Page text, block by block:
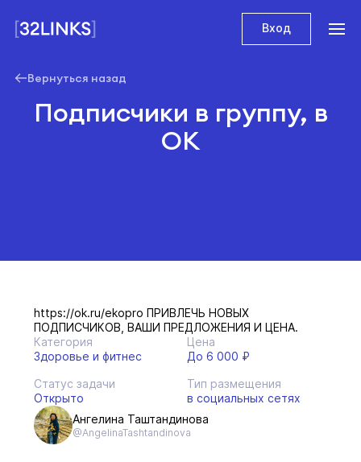
Вход
Вернуться назад
Подписчики в группу, в
ОК
https://ok.ru/ekopro ПРИВЛЕЧЬ НОВЫХ
ПОДПИСЧИКОВ, ВАШИ ПРЕДЛОЖЕНИЯ И ЦЕНА.
Категория
Здоровье и фитнес
Цена
До 6 000 ₽
Статус задачи
Открыто
Тип размещения
в социальных сетях
Ангелина Таштандинова
@AngelinaTashtandinova